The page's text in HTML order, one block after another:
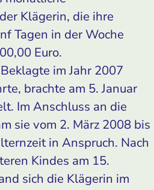
Klägerin, die ihre
Tagen in der Woche
Euro.
im Jahr 2007
brachte am 5. Januar
Im Anschluss an die
sie vom 2. März 2008 bis
in Anspruch. Nach
Kindes am 15.
sich die Klägerin im